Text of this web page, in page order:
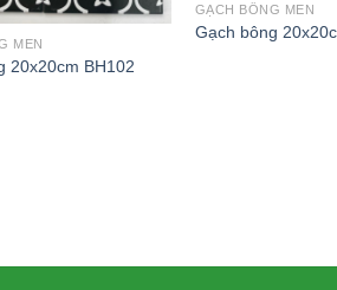
MEN
20x20cm BH102
GẠCH BÔNG MEN
Gạch bông